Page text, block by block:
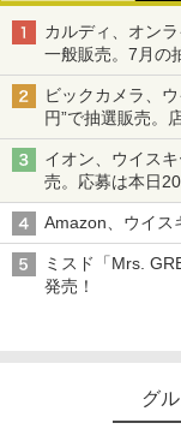
カルディ、オン
一般販売。7月の
ビックカメラ、
円”で抽選販売。
イオン、ウイス
売。応募は本日
Amazon、ウイス
ミスド「Mrs.
発売！
グ